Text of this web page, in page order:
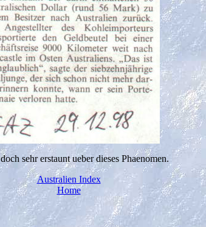
sehr erstaunt ueber dieses Phaenomen.
Australien Index
Home